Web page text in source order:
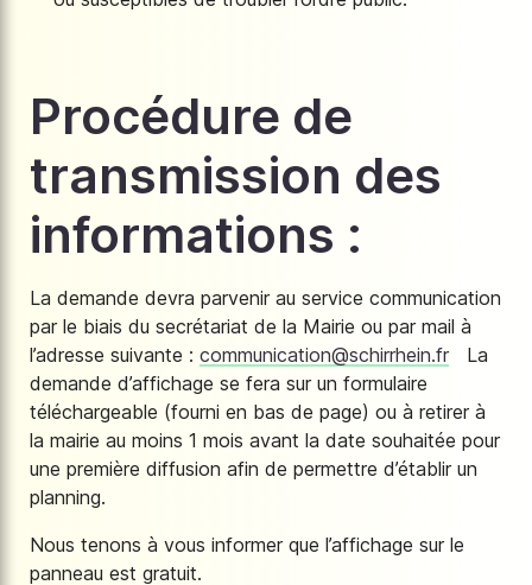
Procédure de
transmission des
informations :
La demande devra parvenir au service communication
par le biais du secrétariat de la Mairie ou par mail à
l’adresse suivante : communication@schirrhein.fr La
demande d’affichage se fera sur un formulaire
téléchargeable (fourni en bas de page) ou à retirer à
la mairie au moins 1 mois avant la date souhaitée pour
une première diffusion afin de permettre d’établir un
planning.
Nous tenons à vous informer que l’affichage sur le
panneau est gratuit.